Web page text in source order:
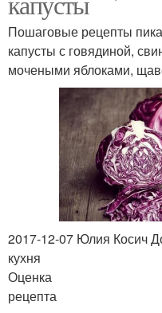
Пошаговые рецепты
капусты с говядиной,
мочеными яблоками,
2017-12-07 Юлия Косич
кухня
Оценка
рецепта